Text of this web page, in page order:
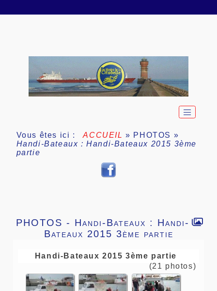
Vous êtes ici : ACCUEIL» PHOTOS »
Handi-Bateaux : Handi-Bateaux 2015 3ème
partie
PHOTOS - Handi-Bateaux : Handi-
Bateaux 2015 3ème partie
Handi-Bateaux 2015 3ème partie
(21 photos)